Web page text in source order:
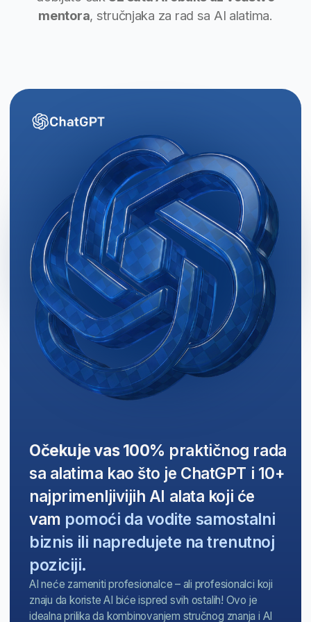
Započnite školovanje
Zatražite besplatnu procenu
od stručnjaka kako biste utvrdili
da li je ovo najbolja karijera za vas
Steknite priznati
sertifikat koji
će vas izdvojiti
od konkurencije